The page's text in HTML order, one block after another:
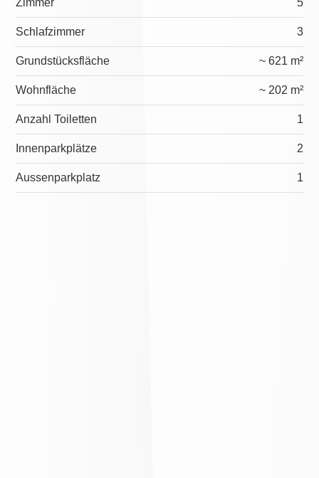
Zimmer 5
Schlafzimmer 3
Grundstücksfläche ~ 621 m²
Wohnfläche ~ 202 m²
Anzahl Toiletten 1
Innenparkplätze 2
Aussenparkplatz 1